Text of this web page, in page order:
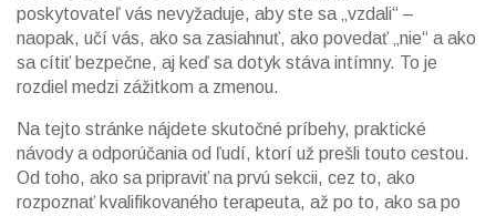
poskytovateľ vás nevyžaduje, aby ste sa „vzdali“ –
naopak, učí vás, ako sa zasiahnuť, ako povedať „nie“ a ako
sa cítiť bezpečne, aj keď sa dotyk stáva intímny. To je
rozdiel medzi zážitkom a zmenou.
Na tejto stránke nájdete skutočné príbehy, praktické
návody a odporúčania od ľudí, ktorí už prešli touto cestou.
Od toho, ako sa pripraviť na prvú sekcii, cez to, ako
rozpoznať kvalifikovaného terapeuta, až po to, ako sa po